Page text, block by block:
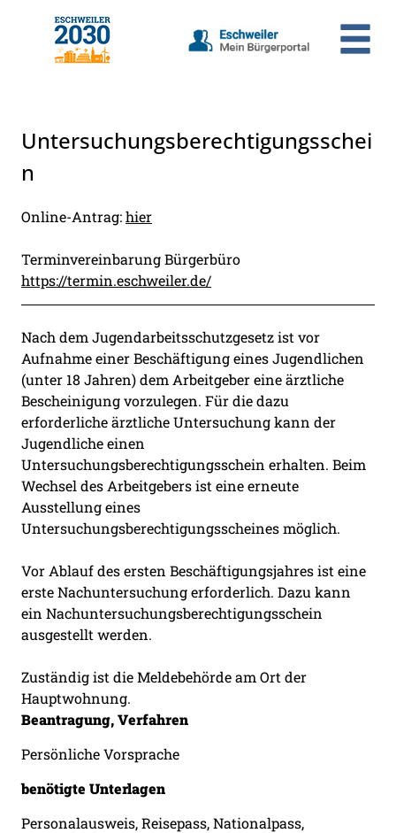
Zum Hauptinhalt springen
Untersuchungsberechtigungsschei
n
Kurzbeschreibung
Online-Antrag:hier
Terminvereinbarung Bürgerbüro
https://termin.eschweiler.de/
Beschreibung
Nach dem Jugendarbeitsschutzgesetz ist vor
Aufnahme einer Beschäftigung eines Jugendlichen
(unter 18 Jahren) dem Arbeitgeber eine ärztliche
Bescheinigung vorzulegen. Für die dazu
erforderliche ärztliche Untersuchung kann der
Jugendliche einen
Untersuchungsberechtigungsschein erhalten. Beim
Wechsel des Arbeitgebers ist eine erneute
Ausstellung eines
Untersuchungsberechtigungsscheines möglich.
Vor Ablauf des ersten Beschäftigungsjahres ist eine
erste Nachuntersuchung erforderlich. Dazu kann
ein Nachuntersuchungsberechtigungsschein
ausgestellt werden.
Zuständig ist die Meldebehörde am Ort der
Hauptwohnung.
Beantragung, Verfahren
Persönliche Vorsprache
benötigte Unterlagen
Personalausweis, Reisepass, Nationalpass,